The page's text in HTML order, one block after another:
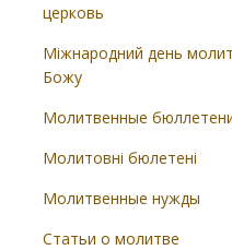
церковь
Міжнародний день
Божу
Молитвенные
Молитовні бюлетені
Молитвенные нужды
Статьи о молитве